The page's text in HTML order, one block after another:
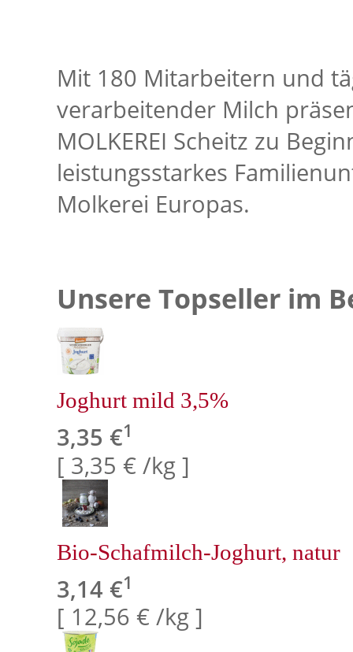
Mit 180 Mitarbeitern und
verarbeitender Milch
MOLKEREI Scheitz zu
leistungsstarkes
Molkerei Europas.
Unsere Topseller im
Joghurt mild 3,5%
3,35 €1
[ 3,35 € /kg ]
Bio-Schafmilch-Joghurt, natur
3,14 €1
[ 12,56 € /kg ]